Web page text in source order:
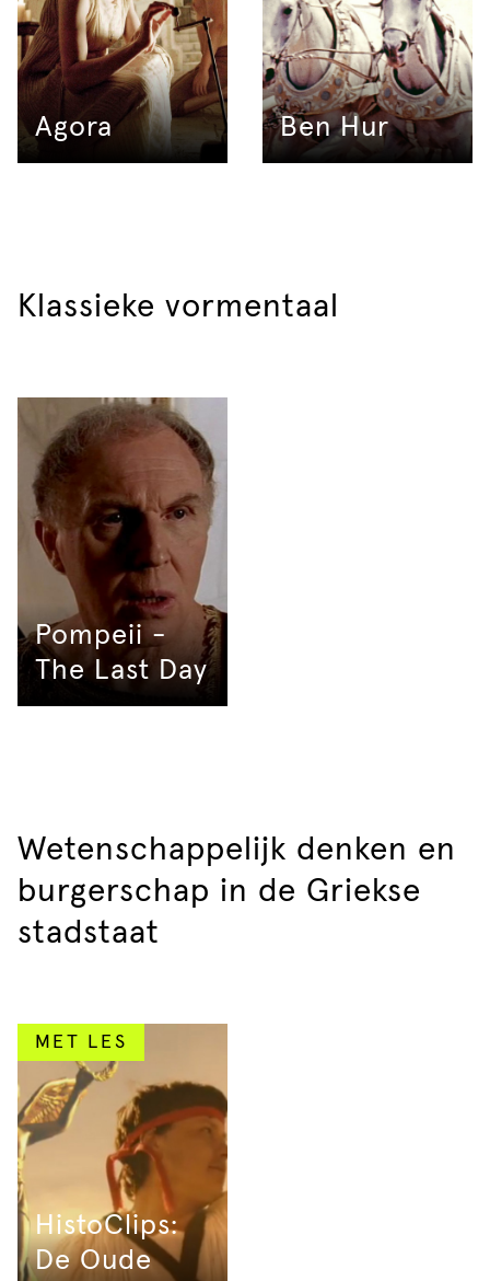
Agora Ben Hur
Klassieke vormentaal
Pompeii -
The Last Day
Wetenschappelijk denken en
burgerschap in de Griekse
stadstaat
MET LES
HistoClips:
De Oude